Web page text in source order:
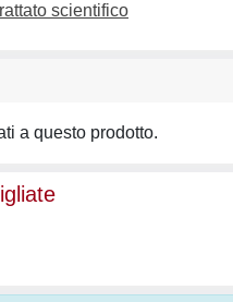
scientifico
a questo prodotto.